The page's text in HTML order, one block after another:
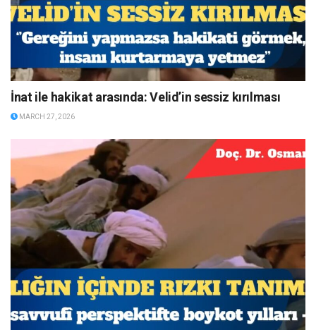
İnat ile hakikat arasında: Velid’in sessiz kırılması
MARCH 27, 2026